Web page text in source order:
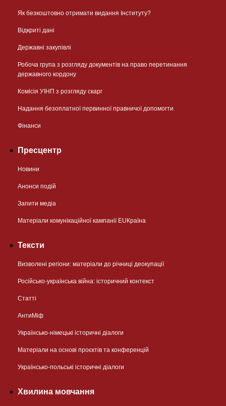
Як безкоштовно отримати видання Інституту?
Відкриті дані
Державні закупівлі
Робоча група з розгляду документів на право перетинання
державного кордону
Комісія УІНП з розгляду скарг
Надання безоплатної первинної правничої допомогти
Фінанси
Пресцентр
Новини
Анонси подій
Запити медіа
Матеріали комунікаційної кампанії EUКраїна
Тексти
Визволені регіони: матеріали до річниці деокупації
Російсько-українська війна: історичний контекст
Статті
АнтиМіф
Українсько-німецькі історичні діалоги
Матеріали на основі проєктів та конференцій
Українсько-польські історичні діалоги
Хвилина мовчання